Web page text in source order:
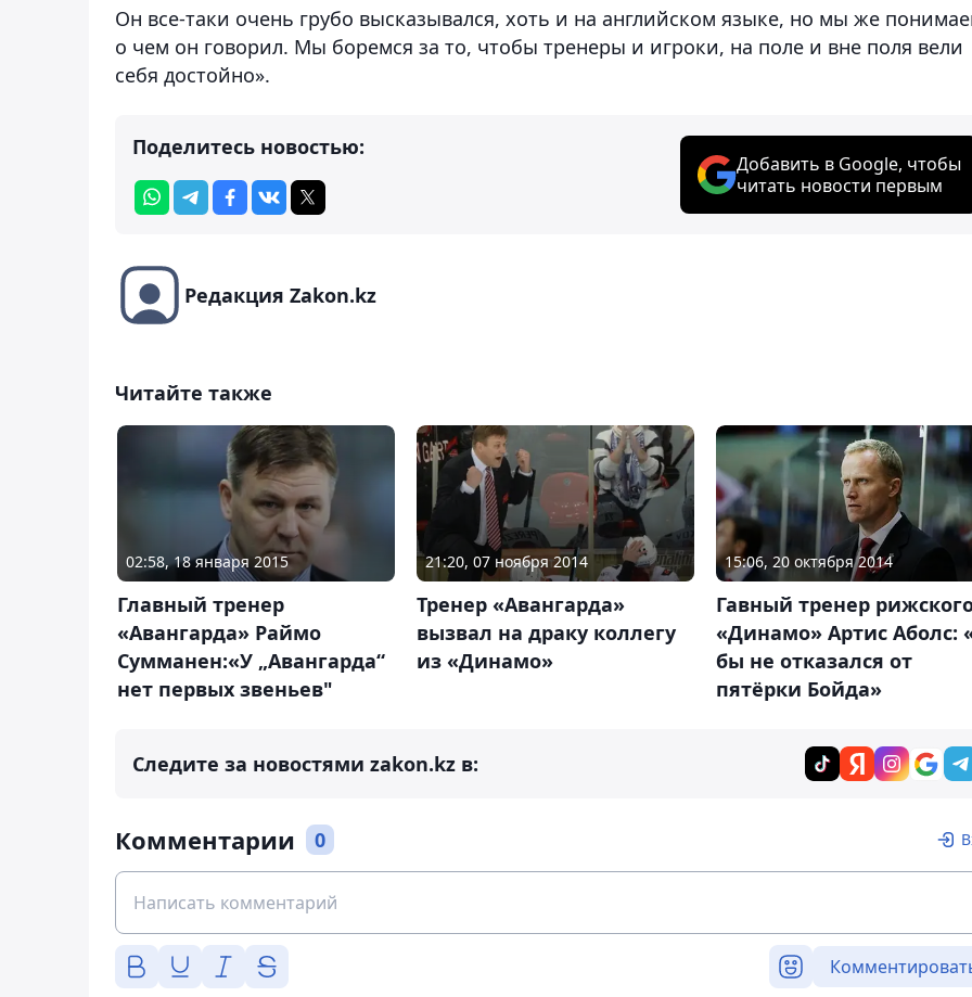
Он все-таки очень грубо высказывался, хоть и на английском языке, но мы же
о чем он говорил. Мы боремся за то, чтобы тренеры и игроки, на поле и вне поля вели
себя достойно».
Поделитесь новостью:
Добавить в Google, чтобы
читать новости первым
Редакция Zakon.kz
Читайте также
02:58, 18 января 2015
Главный тренер
«Авангарда» Раймо
Сумманен:«У „Авангарда“
нет первых звеньев"
21:20, 07 ноября 2014
Тренер «Авангарда»
вызвал на драку коллегу
из «Динамо»
15:06, 20 октября 2014
Гавный тренер
«Динамо» Артис Аболс:
бы не отказался от
пятёрки Бойда»
Следите за новостями zakon.kz в:
Комментарии 0